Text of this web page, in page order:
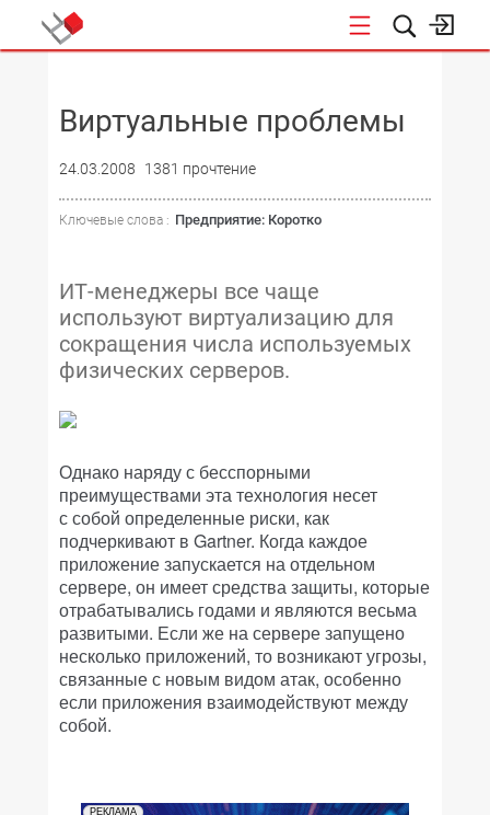
Виртуальные проблемы
24.03.2008 1381 прочтение
Ключевые слова : Предприятие: Коротко
ИТ-менеджеры все чаще
используют виртуализацию для
сокращения числа используемых
физических серверов.
Однако наряду с бесспорными
преимуществами эта технология несет
с собой определенные риски, как
подчеркивают в Gartner. Когда каждое
приложение запускается на отдельном
сервере, он имеет средства защиты, которые
отрабатывались годами и являются весьма
развитыми. Если же на сервере запущено
несколько приложений, то возникают угрозы,
связанные с новым видом атак, особенно
если приложения взаимодействуют между
собой.
РЕКЛАМА